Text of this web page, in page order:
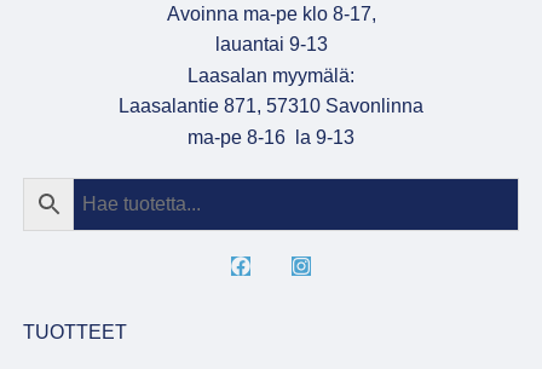
Avoinna ma-pe klo 8-17,
lauantai 9-13
Laasalan myymälä:
Laasalantie 871, 57310 Savonlinna
ma-pe 8-16 la 9-13
TUOTTEET